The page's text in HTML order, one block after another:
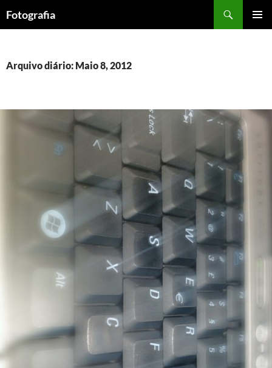
para
Fotografia
Arquivo diário: Maio 8, 2012